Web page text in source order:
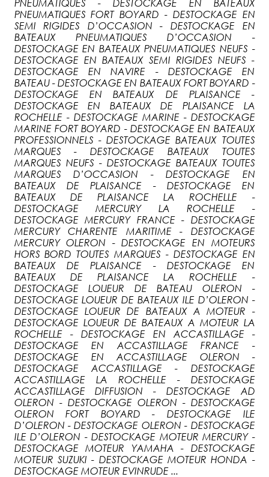
PNEUMATIQUES - DESTOCKAGE EN BATEAUX
PNEUMATIQUES FORT BOYARD - DESTOCKAGE EN
SEMI RIGIDES D’OCCASION - DESTOCKAGE EN
BATEAUX PNEUMATIQUES D’OCCASION -
DESTOCKAGE EN BATEAUX PNEUMATIQUES NEUFS -
DESTOCKAGE EN BATEAUX SEMI RIGIDES NEUFS -
DESTOCKAGE EN NAVIRE - DESTOCKAGE EN
BATEAU - DESTOCKAGE EN BATEAUX FORT BOYARD -
DESTOCKAGE EN BATEAUX DE PLAISANCE -
DESTOCKAGE EN BATEAUX DE PLAISANCE LA
ROCHELLE - DESTOCKAGE MARINE - DESTOCKAGE
MARINE FORT BOYARD - DESTOCKAGE EN BATEAUX
PROFESSIONNELS - DESTOCKAGE BATEAUX TOUTES
MARQUES - DESTOCKAGE BATEAUX TOUTES
MARQUES NEUFS - DESTOCKAGE BATEAUX TOUTES
MARQUES D’OCCASION - DESTOCKAGE EN
BATEAUX DE PLAISANCE - DESTOCKAGE EN
BATEAUX DE PLAISANCE LA ROCHELLE -
DESTOCKAGE MERCURY LA ROCHELLE -
DESTOCKAGE MERCURY FRANCE - DESTOCKAGE
MERCURY CHARENTE MARITIME - DESTOCKAGE
MERCURY OLERON - DESTOCKAGE EN MOTEURS
HORS BORD TOUTES MARQUES - DESTOCKAGE EN
BATEAUX DE PLAISANCE - DESTOCKAGE EN
BATEAUX DE PLAISANCE LA ROCHELLE -
DESTOCKAGE LOUEUR DE BATEAU OLERON -
DESTOCKAGE LOUEUR DE BATEAUX ILE D’OLERON -
DESTOCKAGE LOUEUR DE BATEAUX A MOTEUR -
DESTOCKAGE LOUEUR DE BATEAUX A MOTEUR LA
ROCHELLE - DESTOCKAGE EN ACCASTILLAGE -
DESTOCKAGE EN ACCASTILLAGE FRANCE -
DESTOCKAGE EN ACCASTILLAGE OLERON -
DESTOCKAGE ACCASTILLAGE - DESTOCKAGE
ACCASTILLAGE LA ROCHELLE - DESTOCKAGE
ACCASTILLAGE DIFFUSION - DESTOCKAGE AD
OLERON - DESTOCKAGE OLERON - DESTOCKAGE
OLERON FORT BOYARD - DESTOCKAGE ILE
D’OLERON - DESTOCKAGE OLERON - DESTOCKAGE
ILE D’OLERON - DESTOCKAGE MOTEUR MERCURY -
DESTOCKAGE MOTEUR YAMAHA - DESTOCKAGE
MOTEUR SUZUKI - DESTOCKAGE MOTEUR HONDA -
DESTOCKAGE MOTEUR EVINRUDE ...